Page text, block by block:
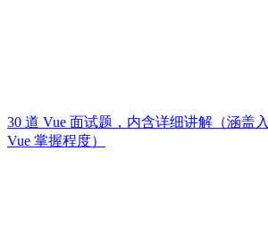
30 道 Vue 面试题，内含详细讲解（涵盖
Vue 掌握程度）